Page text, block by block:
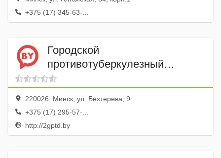
+375 (17) 345-63-...
Городской
противотуберкулезный
диспансер № 2
220026, Минск, ул. Бехтерева, 9
+375 (17) 295-57-...
http://2gptd.by